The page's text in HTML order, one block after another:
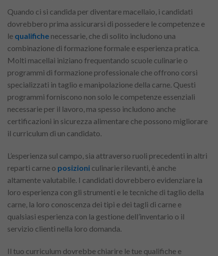
Quando ci si candida per diventare macellaio, i candidati
dovrebbero prima assicurarsi di possedere le competenze e
le qualifiche necessarie, che di solito includono una
combinazione di formazione formale e esperienza pratica.
Molti macellai iniziano frequentando scuole culinarie o
programmi di formazione professionale che offrono corsi
specializzati in taglio e manipolazione della carne. Questi
programmi forniscono non solo le competenze essenziali
necessarie per il lavoro, ma spesso includono anche
certificazioni in sicurezza alimentare che possono migliorare
il curriculum di un candidato.
L’esperienza sul campo, sia attraverso ruoli precedenti in altri
reparti carne o posizioni culinarie rilevanti, è anche
altamente valutabile. I candidati dovrebbero evidenziare la
loro esperienza con gli strumenti e le tecniche di taglio della
carne, la loro conoscenza dei tipi e dei tagli di carne e
qualsiasi esperienza con la gestione dell’inventario o il
servizio clienti nella loro domanda.
Il tuo curriculum dovrebbe chiarire le tue qualifiche e